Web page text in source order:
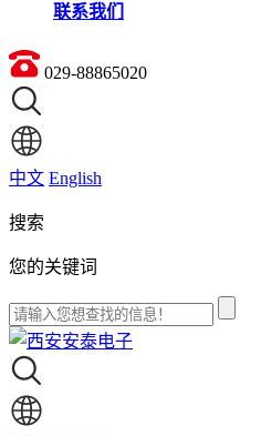
联系我们
029-88865020
中文 English
搜索
您的关键词